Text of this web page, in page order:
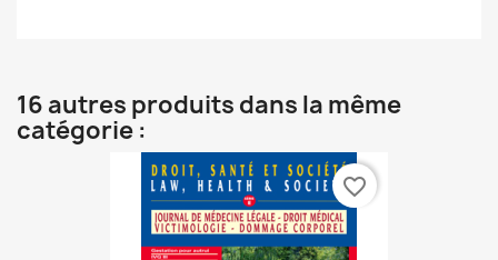
16 autres produits dans la même
catégorie :
favorite_border